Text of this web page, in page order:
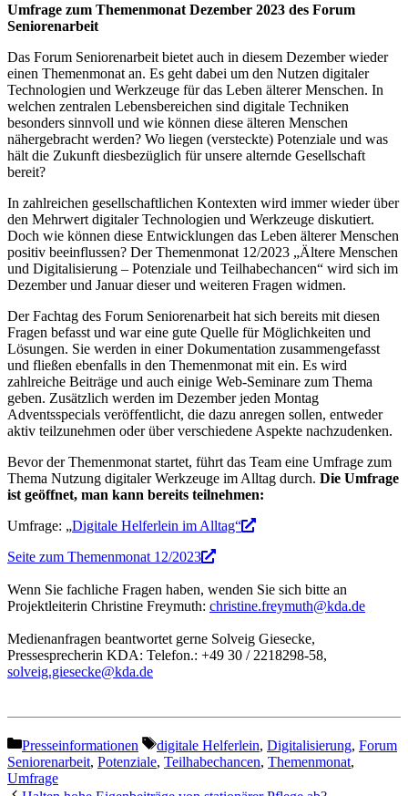
Umfrage zum Themenmonat Dezember 2023 des Forum
Seniorenarbeit
Das Forum Seniorenarbeit bietet auch in diesem Dezember wieder
einen Themenmonat an. Es geht dabei um den Nutzen digitaler
Technologien und Werkzeuge für das Leben älterer Menschen. In
welchen zentralen Lebensbereichen sind digitale Techniken
besonders sinnvoll und wie können diese älteren Menschen
nähergebracht werden? Wo liegen (versteckte) Potenziale und was
hält die Zukunft diesbezüglich für unsere alternde Gesellschaft
bereit?
In zahlreichen gesellschaftlichen Kontexten wird immer wieder über
den Mehrwert digitaler Technologien und Werkzeuge diskutiert.
Doch wie können diese Entwicklungen das Leben älterer Menschen
positiv beeinflussen? Der Themenmonat 12/2023 „Ältere Menschen
und Digitalisierung – Potenziale und Teilhabechancen“ wird sich im
Dezember und Januar dieser und weiteren Fragen widmen.
Der Fachtag des Forum Seniorenarbeit hat sich bereits mit diesen
Fragen befasst und war eine gute Quelle für Möglichkeiten und
Lösungen. Sie werden in einer Dokumentation zusammengefasst
und fließen ebenfalls in den Themenmonat mit ein. Es wird
zahlreiche Beiträge und auch einige Web-Seminare zum Thema
geben. Zusätzlich werden im Dezember jeden Montag
Adventsspecials veröffentlicht, die dazu anregen sollen, entweder
aktiv teilzunehmen oder über verschiedene Aspekte nachzudenken.
Bevor der Themenmonat startet, führt das Team eine Umfrage zum
Thema Nutzung digitaler Werkzeuge im Alltag durch. Die Umfrage
ist geöffnet, man kann bereits teilnehmen:
Umfrage: „Digitale Helferlein im Alltag“
Seite zum Themenmonat 12/2023
Wenn Sie fachliche Fragen haben, wenden Sie sich bitte an
Projektleiterin Christine Freymuth: christine.freymuth@kda.de
Medienanfragen beantwortet gerne Solveig Giesecke,
Pressesprecherin KDA: Telefon.: +49 30 / 2218298-58,
solveig.giesecke@kda.de
Kategorien
Presseinformationen Schlagwörter
digitale Helferlein, Digitalisierung, Forum
Seniorenarbeit, Potenziale, Teilhabechancen, Themenmonat,
Umfrage